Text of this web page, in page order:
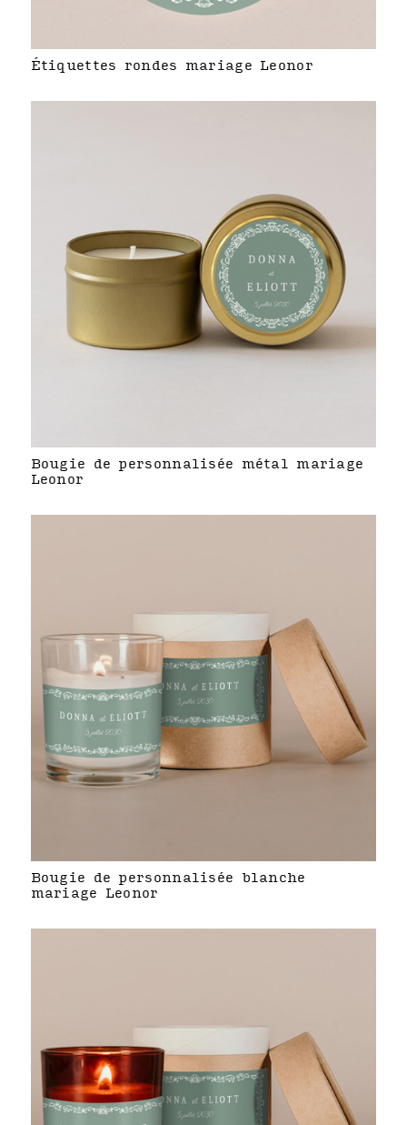
Étiquettes rondes mariage Leonor
Bougie de personnalisée métal mariage
Leonor
Bougie de personnalisée blanche
mariage Leonor